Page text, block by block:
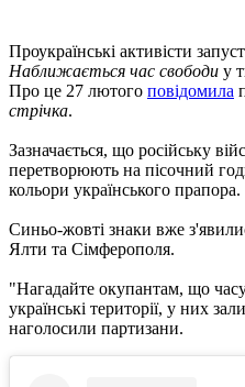
Проукраїнські активісти
Наближається час свободи у
Про це 27 лютого повідомила
стрічка.
Зазначається, що російську
перетворюють на пісочний
кольори українського прапора.
Синьо-жовті знаки вже
Ялти та Сімферополя.
"Нагадайте окупантам, що
українські території, у них
наголосили партизани.